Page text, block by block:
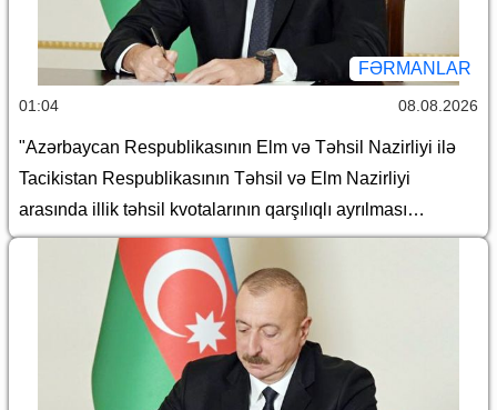
FƏRMANLAR
01:04 08.08.2026
"Azərbaycan Respublikasının Elm və Təhsil Nazirliyi ilə
Tacikistan Respublikasının Təhsil və Elm Nazirliyi
arasında illik təhsil kvotalarının qarşılıqlı ayrılması
haqqında Saziş"in təsdiq edilməsi barədə